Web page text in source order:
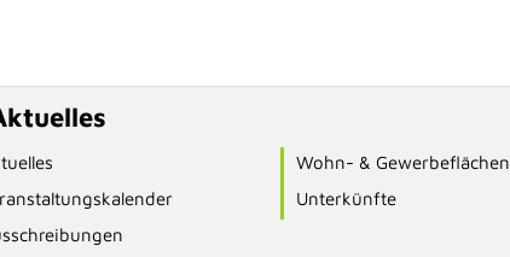
Wohn- & Gewerbeflächen
Unterkünfte